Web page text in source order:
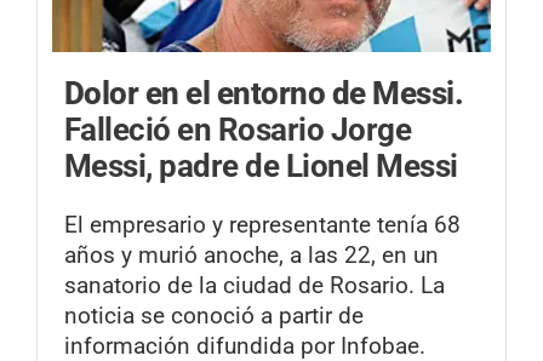
Dolor en el entorno de Messi.
Falleció en Rosario Jorge
Messi, padre de Lionel Messi
El empresario y representante tenía 68
años y murió anoche, a las 22, en un
sanatorio de la ciudad de Rosario. La
noticia se conoció a partir de
información difundida por Infobae.